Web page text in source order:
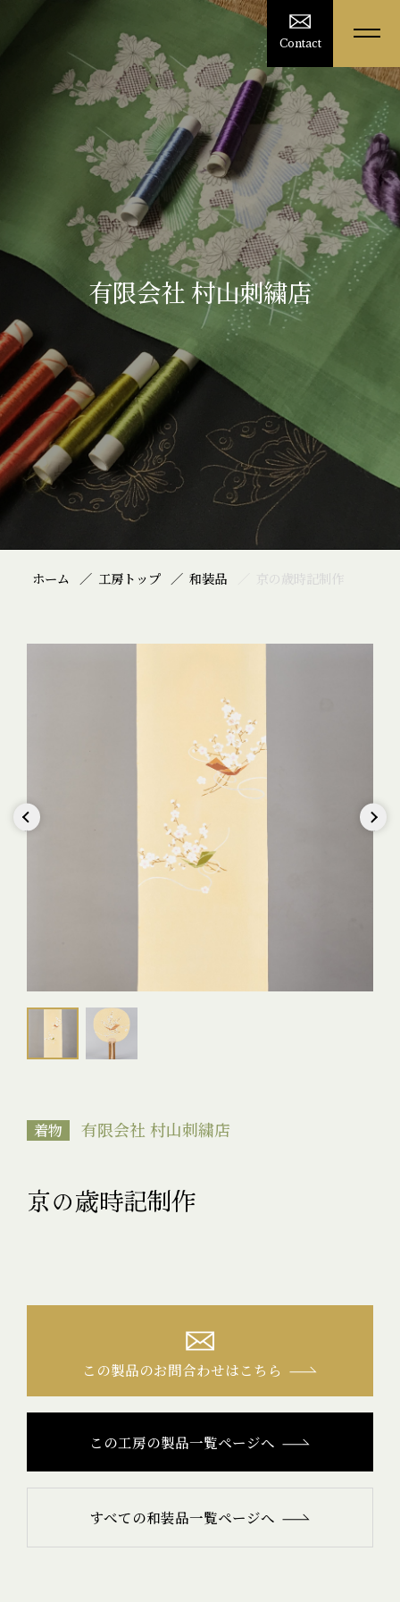
Contact
有限会社 村山刺繍店
ホーム 工房トップ 和装品 京の歳時記制作
着物 有限会社 村山刺繍店
京の歳時記制作
この製品のお問合わせはこちら
この工房の製品一覧ページへ
すべての和装品一覧ページへ